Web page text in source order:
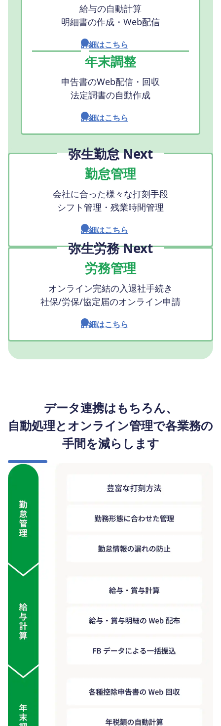
給与の自動計算
明細書の作成・Web配信
詳細はこちら
年末調整
申告書のWeb配信・回収
法定調書の自動作成
詳細はこちら
弥生勤怠 Next
勤怠管理
会社に合った様々な打刻手段
シフト管理・残業時間管理
詳細はこちら
弥生労務 Next
労務管理
オンライン完結の入退社手続き
社保/労保/協定届のオンライン申請
詳細はこちら
データ連携はもちろん、
自動処理とオンライン管理で各業務の
手間を減らします